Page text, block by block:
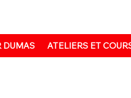
DUMAS ATELIERS ET